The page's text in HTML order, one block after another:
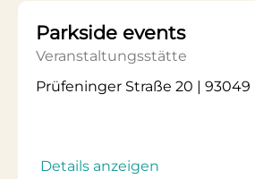
Parkside events
Veranstaltungsstätte
Prüfeninger Straße 20 |
Details anzeigen